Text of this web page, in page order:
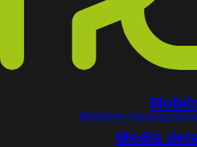
Mobilne
Media